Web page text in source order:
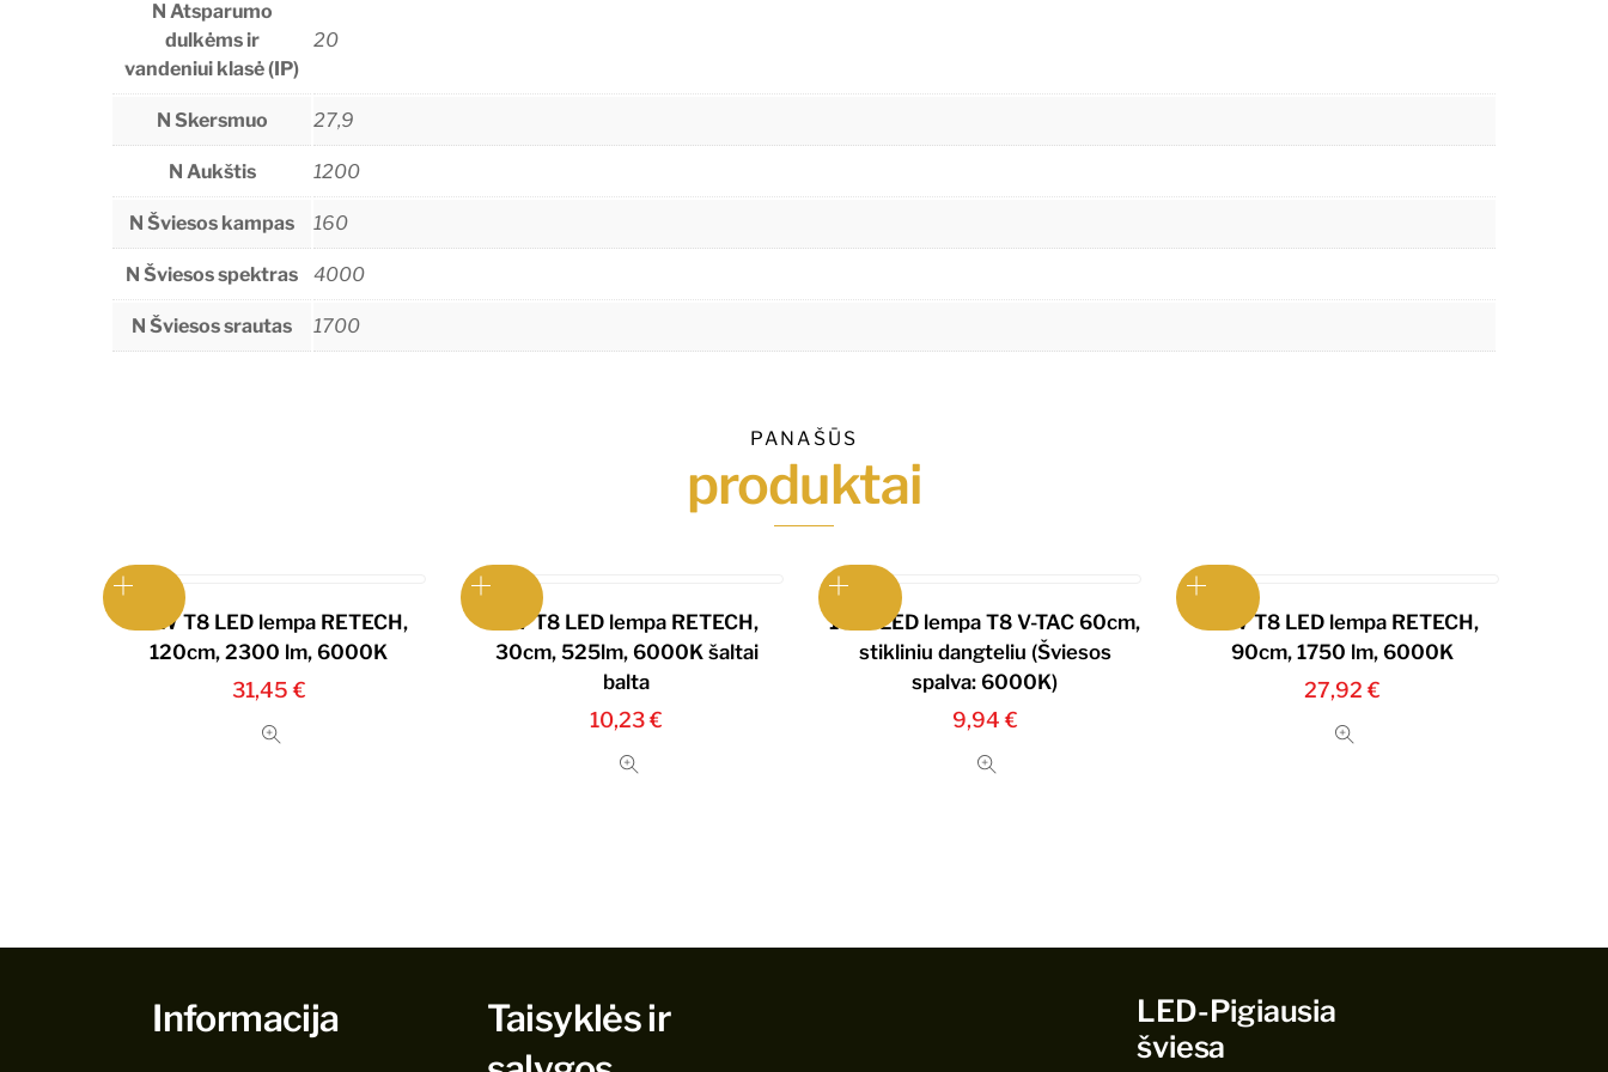
N Atsparumo
dulkėms ir
vandeniui klasė (IP)
20
N Skersmuo 27,9
N Aukštis 1200
N Šviesos kampas 160
N Šviesos spektras 4000
N Šviesos srautas 1700
PANAŠŪS
produktai
22W T8 LED lempa RETECH,
120cm, 2300 lm, 6000K
31,45 €
6W T8 LED lempa RETECH,
30cm, 525lm, 6000K šaltai
balta
10,23€
10W LED lempa T8 V-TAC 60cm,
stikliniu dangteliu (Šviesos
spalva: 6000K)
9,94 €
17W T8 LED lempa RETECH,
90cm, 1750 lm, 6000K
27,92€
LED-Pigiausia
šviesa
Informacija
Taisyklės ir